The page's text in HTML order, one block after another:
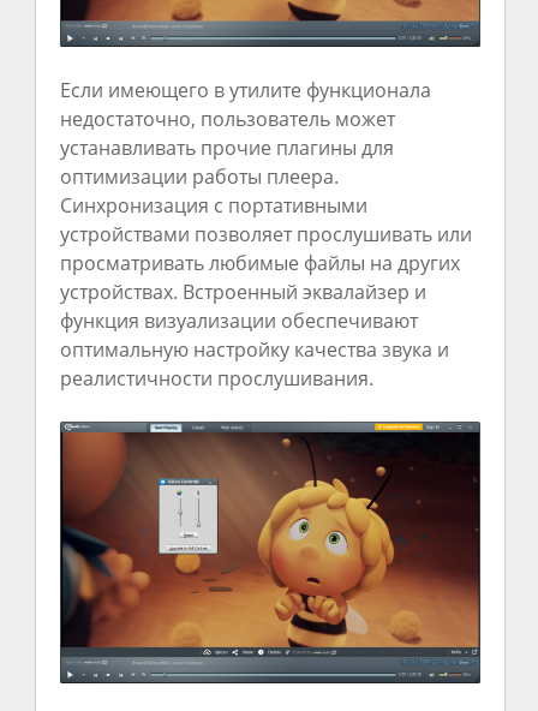
Если имеющего в утилите функционала
недостаточно, пользователь может
устанавливать прочие плагины для
оптимизации работы плеера.
Синхронизация с портативными
устройствами позволяет прослушивать или
просматривать любимые файлы на других
устройствах. Встроенный эквалайзер и
функция визуализации обеспечивают
оптимальную настройку качества звука и
реалистичности прослушивания.